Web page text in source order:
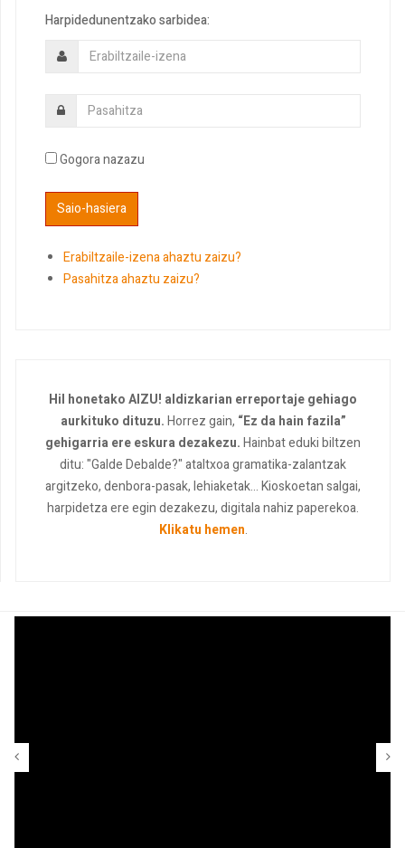
Harpidedunentzako sarbidea:
Gogora nazazu
Erabiltzaile-izena ahaztu zaizu?
Pasahitza ahaztu zaizu?
Hil honetako AIZU! aldizkarian erreportaje gehiago
aurkituko dituzu.Horrez gain, “Ez da hain fazila”
gehigarria ere eskura dezakezu.Hainbat eduki biltzen
ditu: "Galde Debalde?" ataltxoa gramatika-zalantzak
argitzeko, denbora-pasak, lehiaketak... Kioskoetan salgai,
harpidetza ere egin dezakezu, digitala nahiz paperekoa.
Klikatu hemen.